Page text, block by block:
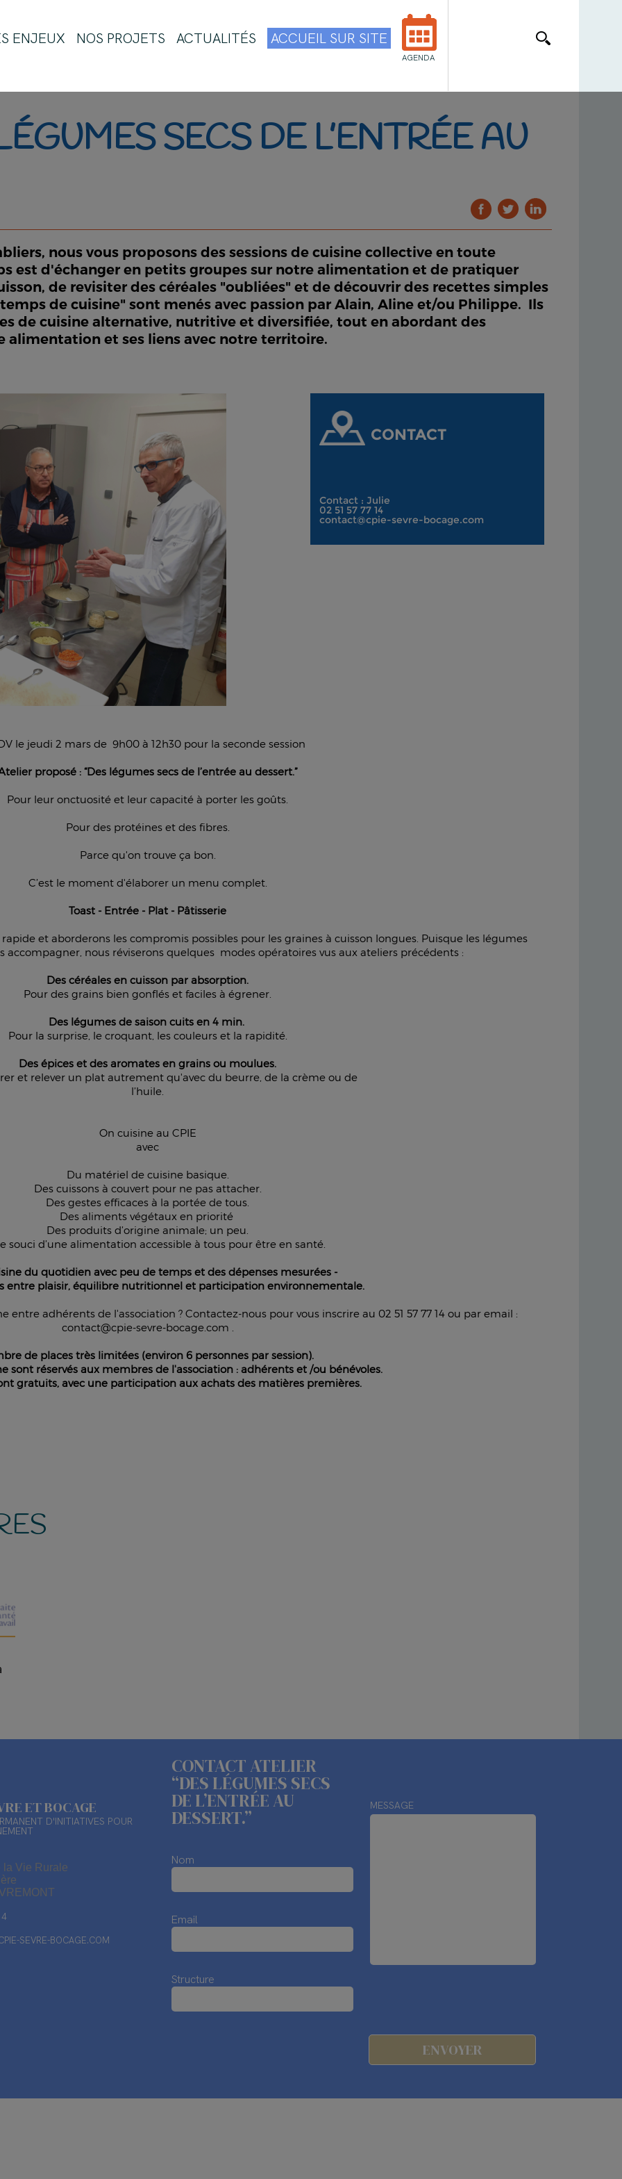
ENJEUX NOS PROJETS ACTUALITÉS ACCUEIL SUR SITE
AGENDA
SECS DE L’ENTRÉE AU
nous vous proposons des sessions de cuisine collective en toute
est d'échanger en petits groupes sur notre alimentation et de pratiquer
de revisiter des céréales "oubliées" et de découvrir des recettes simples
de cuisine" sont menés avec passion par Alain, Aline et/ou Philippe. Ils
de cuisine alternative, nutritive et diversifiée, tout en abordant des
alimentation et ses liens avec notre territoire.
CONTACT
Contact : Julie
02 51 57 77 14
contact@cpie-sevre-bocage.com
le jeudi 2 mars de 9h00 à 12h30 pour la seconde session
proposé : “Des légumes secs de l’entrée au dessert.”
Pour leur onctuosité et leur capacité à porter les goûts.
Pour des protéines et des fibres.
Parce qu'on trouve ça bon.
C’est le moment d'élaborer un menu complet.
Toast - Entrée - Plat - Pâtisserie
et aborderons les compromis possibles pour les graines à cuisson longues. Puisque les légumes
accompagner, nous réviserons quelques modes opératoires vus aux ateliers précédents :
Des céréales en cuisson par absorption.
Pour des grains bien gonflés et faciles à égrener.
Des légumes de saison cuits en 4 min.
Pour la surprise, le croquant, les couleurs et la rapidité.
Des épices et des aromates en grains ou moulues.
et relever un plat autrement qu'avec du beurre, de la crème ou de
l’huile.
On cuisine au CPIE
avec
Du matériel de cuisine basique.
Des cuissons à couvert pour ne pas attacher.
Des gestes efficaces à la portée de tous.
Des aliments végétaux en priorité
Des produits d’origine animale; un peu.
souci d’une alimentation accessible à tous pour être en santé.
du quotidien avec peu de temps et des dépenses mesurées -
entre plaisir, équilibre nutritionnel et participation environnementale.
entre adhérents de l'association ? Contactez-nous pour vous inscrire au 02 51 57 77 14 ou par email :
contact@cpie-sevre-bocage.com .
de places très limitées (environ 6 personnes par session).
sont réservés aux membres de l'association : adhérents et /ou bénévoles.
gratuits, avec une participation aux achats des matières premières.
ET BOCAGE
D'INITIATIVES POUR
la Vie Rurale
SEVRE-BOCAGE.COM
CONTACT ATELIER
“DES LÉGUMES SECS
DE L’ENTRÉE AU
DESSERT.”
Nom
Email
Structure
MESSAGE